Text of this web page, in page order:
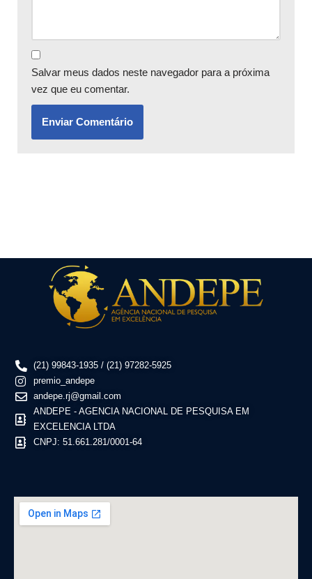
Salvar meus dados neste navegador para a próxima
vez que eu comentar.
(21) 99843-1935 / (21) 97282-5925
premio_andepe
andepe.rj@gmail.com
ANDEPE - AGENCIA NACIONAL DE PESQUISA EM
EXCELENCIA LTDA
CNPJ: 51.661.281/0001-64